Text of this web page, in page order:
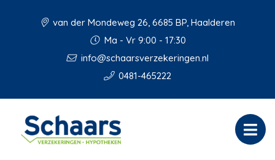
van der Mondeweg 26, 6685 BP, Haalderen
Ma - Vr 9:00 - 17:30
info@schaarsverzekeringen.nl
0481-465222